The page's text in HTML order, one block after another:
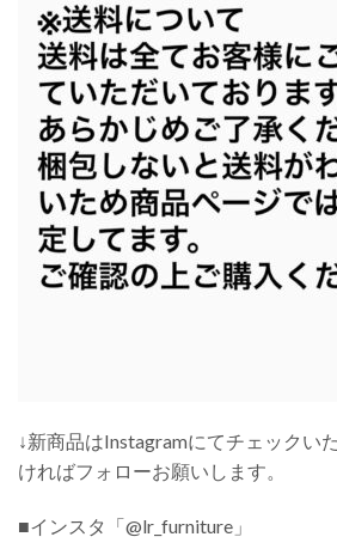
↓新商品はInstagramにてチェックい
ければフォローお願いします。
■インスタ「@lr_furniture」